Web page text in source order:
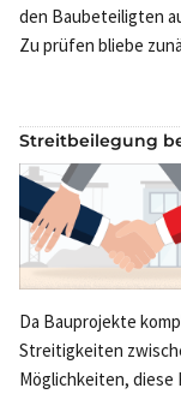
den Baubeteiligten
Zu prüfen bliebe
Streitbeilegung
Da Bauprojekte
Streitigkeiten
Möglichkeiten,